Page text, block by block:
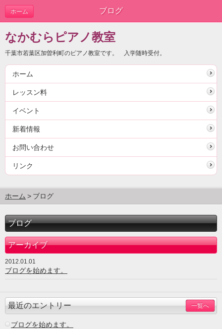
ブログ
ホーム
なかむらピアノ教室
千葉市若葉区加曽利町のピアノ教室です。 入学随時受付。
ホーム
レッスン料
イベント
新着情報
お問い合わせ
リンク
ホーム ブログ
ブログ
アーカイブ
2012.01.01
ブログを始めます。
最近のエントリー 一覧へ
ブログを始めます。